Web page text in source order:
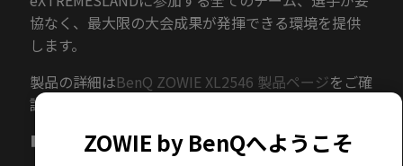
ZOWIE by BenQへようこそ
協なく、最大限の大会成果が発揮できる環境を提供
します。
製品の詳細はBenQ ZOWIE XL2546 製品ページをご確
認ください。
■XL2546製品ページ